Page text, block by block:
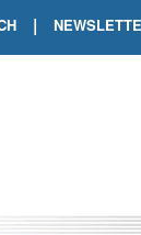
MERLETTE
|